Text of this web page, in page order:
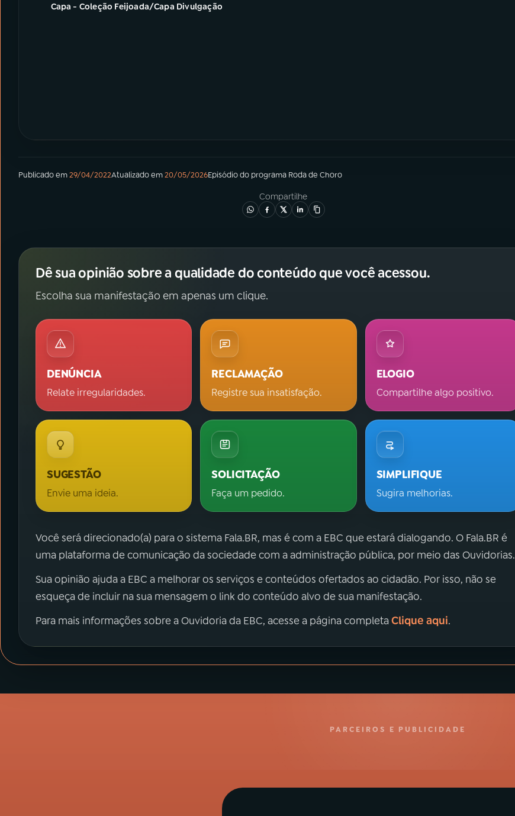
Capa - Coleção Feijoada/Capa Divulgação
Publicado em29/04/2022Atualizado em20/05/2026Episódiodo programa Roda de Choro
Compartilhe
Dê sua opinião sobre a qualidade do conteúdo que você acessou.
Escolha sua manifestação em apenas um clique.
DENÚNCIA
Relate irregularidades.
RECLAMAÇÃO
Registre sua insatisfação.
ELOGIO
Compartilhe algo positivo.
SUGESTÃO
Envie uma ideia.
SOLICITAÇÃO
Faça um pedido.
SIMPLIFIQUE
Sugira melhorias.
Você será direcionado(a) para o sistema Fala.BR, mas é com a EBC que estará dialogando. O Fala.BR é
uma plataforma de comunicação da sociedade com a administração pública, por meio das Ouvidorias.
Sua opinião ajuda a EBC a melhorar os serviços e conteúdos ofertados ao cidadão. Por isso, não se
esqueça de incluir na sua mensagem o link do conteúdo alvo de sua manifestação.
Para mais informações sobre a Ouvidoria da EBC, acesse a página completaClique aqui.
PARCEIROS E PUBLICIDADE